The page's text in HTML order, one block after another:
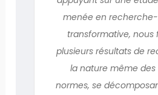
menée en
transformative, nous
plusieurs résultats de
la nature même
normes, se